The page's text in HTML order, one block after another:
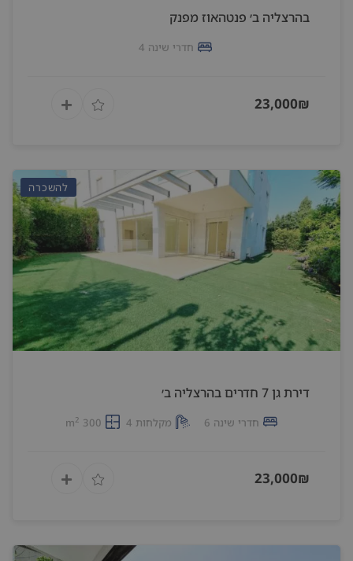
בהרצליה ב׳ פנטהאוז מפנק
חדרי שינה 4
23,000₪
להשכרה
דירת גן 7 חדרים בהרצליה ב׳
חדרי שינה 6 מקלחות 4 300 m
2
23,000₪